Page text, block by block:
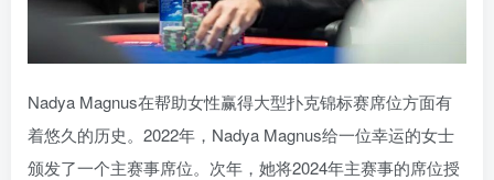
Nadya Magnus在帮助女性赢得大型扑克锦标赛席位方面有
着悠久的历史。2022年，Nadya Magnus给一位幸运的女士
颁发了一个主赛事席位。次年，她将2024年主赛事的席位授